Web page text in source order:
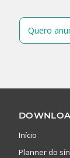
Quero
Início
Planner do